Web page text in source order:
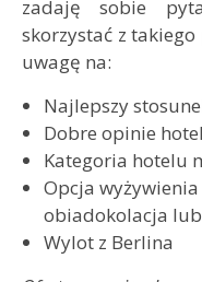
zadaję sobie
skorzystać z
uwagę na:
Najlepszy
Dobre opinie
Kategoria hotelu
Opcja
obiadokolacja
Wylot z Berlina